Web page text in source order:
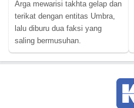
Arga mewarisi takhta gelap dan
terikat dengan entitas Umbra,
lalu diburu dua faksi yang
saling bermusuhan.